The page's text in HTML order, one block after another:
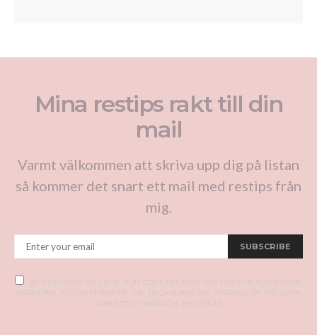
Mina restips rakt till din
mail
Varmt välkommen att skriva upp dig på listan
så kommer det snart ett mail med restips från
mig.
SUBSCRIBE
BY CHECKING THIS BOX, YOU CONFIRM THAT YOU HAVE READ AND ARE
AGREEING TO OUR TERMS OF USE REGARDING THE STORAGE OF THE DATA
SUBMITTED THROUGH THIS FORM.